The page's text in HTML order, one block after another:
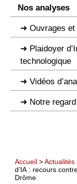
Nos analyses
Ouvrages
Plaidoyer
technologique
Vidéos
Notre
Accueil >Actualités
d’IA : recours
Drôme